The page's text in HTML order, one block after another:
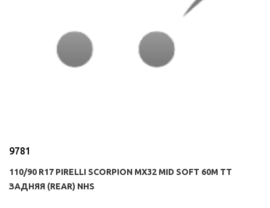
9781
110/90 R17 PIRELLI SCORPION MX32 MID SOFT 60M TT
ЗАДНЯЯ (REAR) NHS